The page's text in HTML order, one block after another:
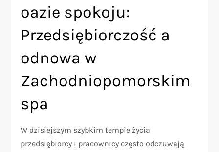
oazie spokoju:
Przedsiębiorczość a
odnowa w
Zachodniopomorskim
spa
W dzisiejszym szybkim tempie życia
przedsiębiorcy i pracownicy często odczuwają